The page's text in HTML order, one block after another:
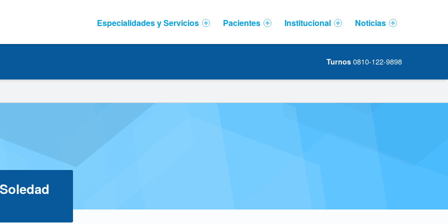
Especialidades y Servicios Pacientes Institucional Noticias
Turnos 0810-122-9898